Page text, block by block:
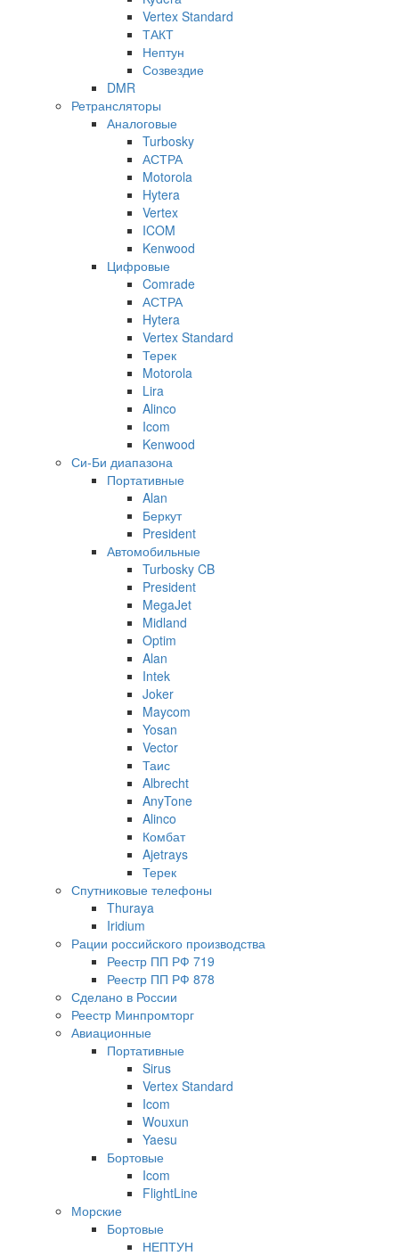
Vertex Standard
ТАКТ
Нептун
Созвездие
DMR
Ретрансляторы
Аналоговые
Turbosky
АСТРА
Motorola
Hytera
Vertex
ICOM
Kenwood
Цифровые
Comrade
АСТРА
Hytera
Vertex Standard
Терек
Motorola
Lira
Alinco
Icom
Kenwood
Си-Би диапазона
Портативные
Alan
Беркут
President
Автомобильные
Turbosky CB
President
MegaJet
Midland
Optim
Alan
Intek
Joker
Maycom
Yosan
Vector
Таис
Albrecht
AnyTone
Alinco
Комбат
Ajetrays
Терек
Спутниковые телефоны
Thuraya
Iridium
Рации российского производства
Реестр ПП РФ 719
Реестр ПП РФ 878
Сделано в России
Реестр Минпромторг
Авиационные
Портативные
Sirus
Vertex Standard
Icom
Wouxun
Yaesu
Бортовые
Icom
FlightLine
Морские
Бортовые
НЕПТУН